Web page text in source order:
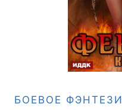
БОЕВОЕ ФЭНТЕЗИ